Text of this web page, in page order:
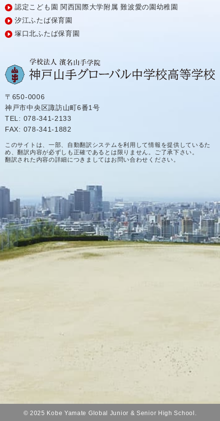
認定こども園 関西国際大学附属 難波愛の園幼稚園
汐江ふたば保育園
塚口北ふたば保育園
〒650-0006
神戸市中央区諏訪山町6番1号
TEL: 078-341-2133
FAX: 078-341-1882
このサイトは、一部、自動翻訳システムを利用して情報を提供しているた
め、翻訳内容が必ずしも正確であるとは限りません。ご了承下さい。
翻訳された内容の詳細につきましてはお問い合わせください。
© 2025 Kobe Yamate Global Junior & Senior High School.